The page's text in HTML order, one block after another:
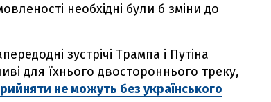
необхідні були б зміни до
зустрічі Трампа і Путіна
для їхнього двостороннього треку,
не можуть без українського